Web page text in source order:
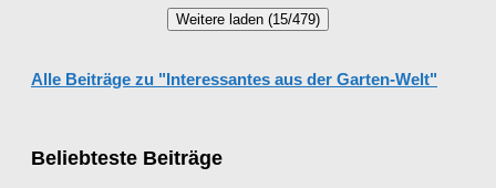
Weitere laden (15/479)
Alle Beiträge zu "Interessantes aus der Garten-Welt"
Beliebteste Beiträge